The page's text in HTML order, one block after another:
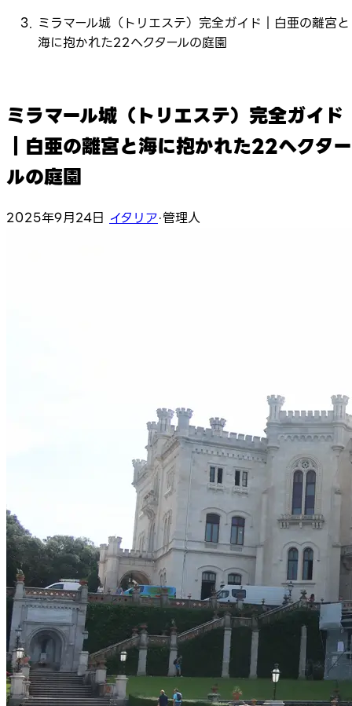
ミラマール城（トリエステ）完全ガイド｜白亜の離宮と
海に抱かれた22ヘクタールの庭園
ミラマール城（トリエステ）完全ガイド
｜白亜の離宮と海に抱かれた22ヘクター
ルの庭園
2025年9月24日 イタリア·管理人